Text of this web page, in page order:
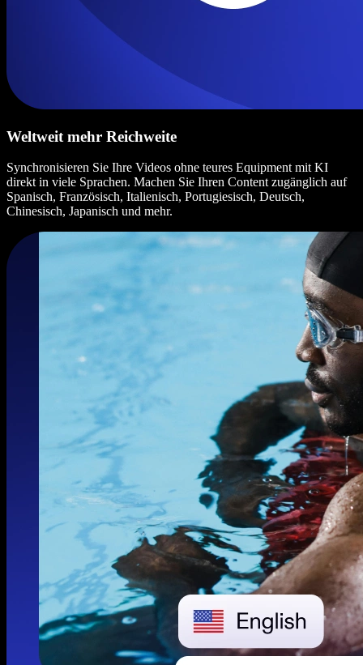
Weltweit mehr Reichweite
Synchronisieren Sie Ihre Videos ohne teures Equipment mit KI
direkt in viele Sprachen. Machen Sie Ihren Content zugänglich auf
Spanisch, Französisch, Italienisch, Portugiesisch, Deutsch,
Chinesisch, Japanisch und mehr.